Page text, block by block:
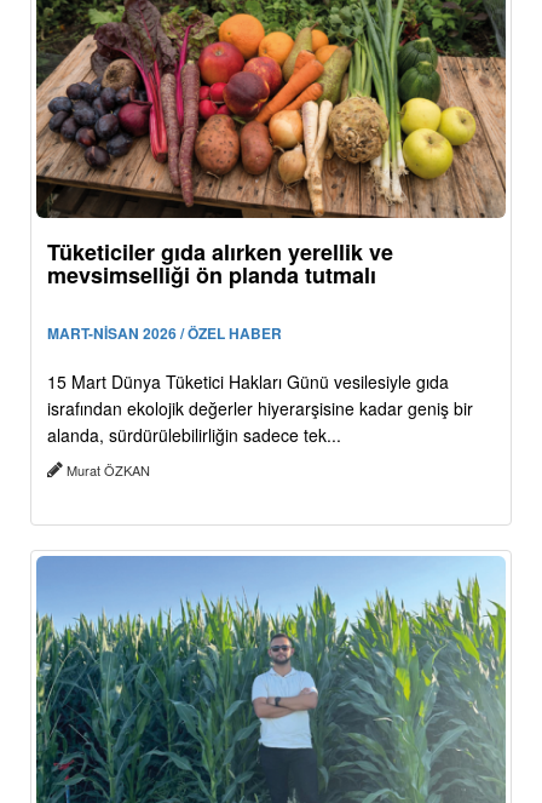
Tüketiciler gıda alırken yerellik ve
mevsimselliği ön planda tutmalı
MART-NİSAN 2026 / ÖZEL HABER
15 Mart Dünya Tüketici Hakları Günü vesilesiyle gıda
israfından ekolojik değerler hiyerarşisine kadar geniş bir
alanda, sürdürülebilirliğin sadece tek...
Murat ÖZKAN